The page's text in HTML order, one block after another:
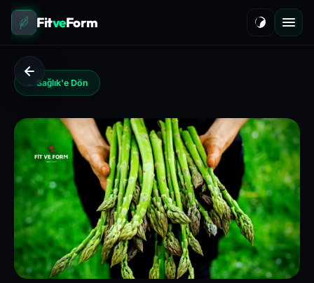
FitveForm
← Sağlık'e Dön